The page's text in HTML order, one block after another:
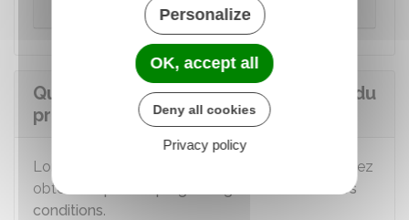
Après 4 ans
Quelles sont les conditions d'octroi du
prêt lié au PEL ?
Lorsque votre PEL est arrivé à terme, vous pouvez
obtenir un
prêt d'épargne-logement à certaines
conditions.
Personalize
OK, accept all
Deny all cookies
Privacy policy